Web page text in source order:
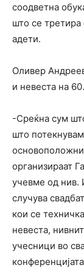
соодветна
што се третира
адети.
Оливер
и невеста на
-Среќна сум
што
организираат
учевме од нив.
случува
кои се
невеста,
учесници во